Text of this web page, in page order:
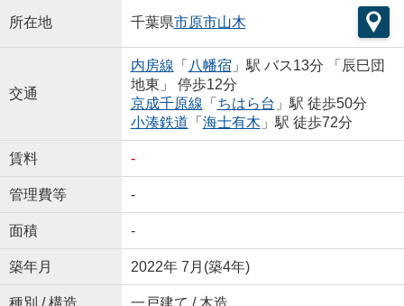
所在地 千葉県市原市山木
交通
内房線 「 八幡宿 」駅 バス13分 「辰巳団
地東」 停歩12分
京成千原線 「 ちはら台 」駅 徒歩50分
小湊鉄道 「 海士有木 」駅 徒歩72分
賃料 -
管理費等 -
面積 -
築年月 2022年 7月(築4年)
種別 / 構造 一戸建て / 木造